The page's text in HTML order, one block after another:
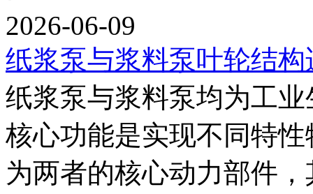
2026-06-09
纸浆泵与浆料泵叶轮结
纸浆泵与浆料泵均为工
核心功能是实现不同特
为两者的核心动力部件